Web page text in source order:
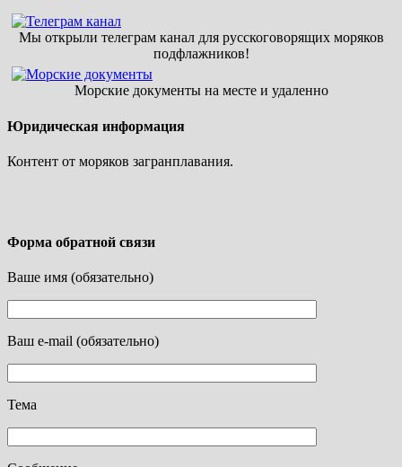
Мы открыли телеграм канал для русскоговорящих моряков
подфлажников!
Морские документы на месте и удаленно
Юридическая информация
Контент от моряков загранплавания.
Форма обратной связи
Ваше имя (обязательно)
Ваш e-mail (обязательно)
Тема